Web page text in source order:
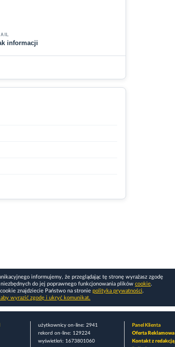
informacji
informujemy, że przeglądając tę stronę wyrażasz zgodę
do jej poprawnego funkcjonowania plików cookie.
znajdziecie Państwo na stronie polityka prywatności.
wyrazić zgodę i ukryć komunikat.
użytkownicy on-line: 2941
rekord on-line: 129224
wyświetleń: 1673801060
Panel Klienta
Oferta Reklamowa
Kontakt z redakcją